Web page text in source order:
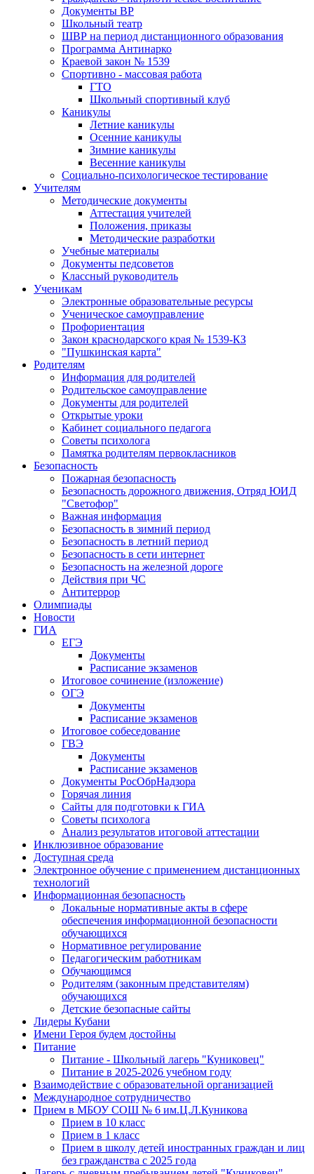
Документы ВР
Школьный театр
ШВР на период дистанционного образования
Программа Антинарко
Краевой закон № 1539
Спортивно - массовая работа
ГТО
Школьный спортивный клуб
Каникулы
Летние каникулы
Осенние каникулы
Зимние каникулы
Весенние каникулы
Социально-психологическое тестирование
Учителям
Методические документы
Аттестация учителей
Положения, приказы
Методические разработки
Учебные материалы
Документы педсоветов
Классный руководитель
Ученикам
Электронные образовательные ресурсы
Ученическое самоуправление
Профориентация
Закон краснодарского края № 1539-КЗ
"Пушкинская карта"
Родителям
Информация для родителей
Родительское самоуправление
Документы для родителей
Открытые уроки
Кабинет социального педагога
Советы психолога
Памятка родителям первокласников
Безопасность
Пожарная безопасность
Безопасность дорожного движения, Отряд ЮИД
"Светофор"
Важная информация
Безопасность в зимний период
Безопасность в летний период
Безопасность в сети интернет
Безопасность на железной дороге
Действия при ЧС
Антитеррор
Олимпиады
Новости
ГИА
ЕГЭ
Документы
Расписание экзаменов
Итоговое сочинение (изложение)
ОГЭ
Документы
Расписание экзаменов
Итоговое собеседование
ГВЭ
Документы
Расписание экзаменов
Документы РосОбрНадзора
Горячая линия
Сайты для подготовки к ГИА
Советы психолога
Анализ результатов итоговой аттестации
Инклюзивное образование
Доступная среда
Электронное обучение с применением дистанционных
технологий
Информационная безопасность
Локальные нормативные акты в сфере
обеспечения информационной безопасности
обучающихся
Нормативное регулирование
Педагогическим работникам
Обучающимся
Родителям (законным представителям)
обучающихся
Детские безопасные сайты
Лидеры Кубани
Имени Героя будем достойны
Питание
Питание - Школьный лагерь "Куниковец"
Питание в 2025-2026 учебном году
Взаимодействие с образовательной организацией
Международное сотрудничество
Прием в МБОУ СОШ № 6 им.Ц.Л.Куникова
Прием в 10 класс
Прием в 1 класс
Прием в школу детей иностранных граждан и лиц
без гражданства с 2025 года